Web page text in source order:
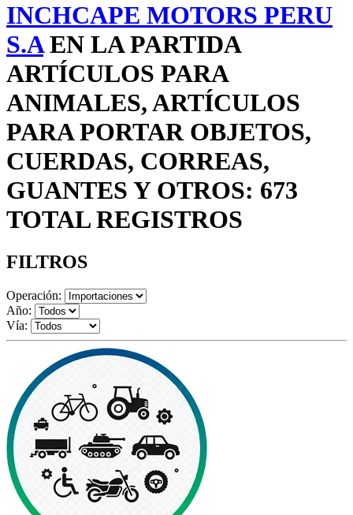
INCHCAPE MOTORS PERU
S.AEN LA PARTIDA
ARTÍCULOS PARA
ANIMALES, ARTÍCULOS
PARA PORTAR OBJETOS,
CUERDAS, CORREAS,
GUANTES Y OTROS: 673
TOTAL REGISTROS
FILTROS
Operación:
Año:
Vía: